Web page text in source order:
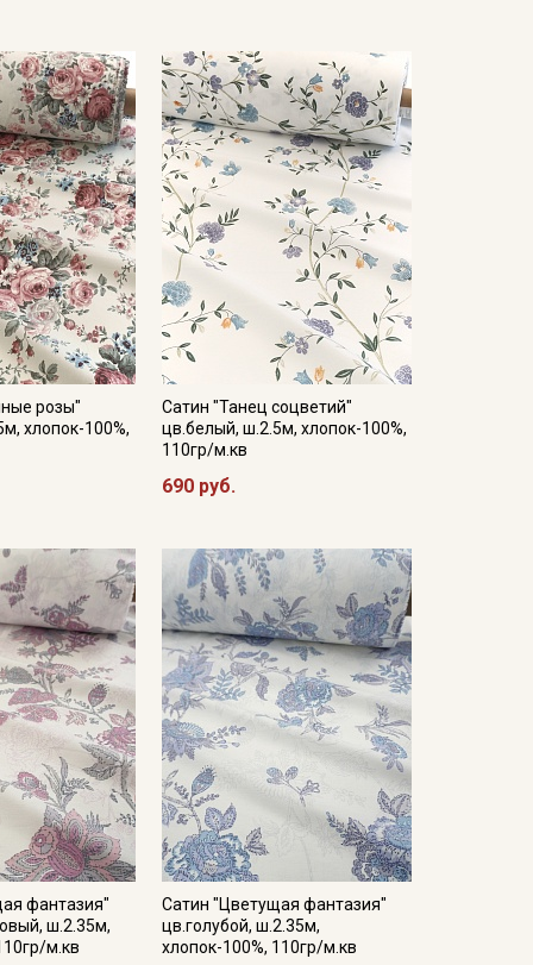
розы"
хлопок-100%,
Сатин "Танец соцветий"
цв.белый, ш.2.5м, хлопок-100%,
110гр/м.кв
690 руб.
фантазия"
ш.2.35м,
м.кв
Сатин "Цветущая фантазия"
цв.голубой, ш.2.35м,
хлопок-100%, 110гр/м.кв